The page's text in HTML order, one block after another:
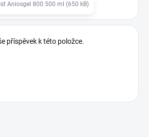
Aniosgel 800 500 ml (650 kB)
příspěvek k této položce.